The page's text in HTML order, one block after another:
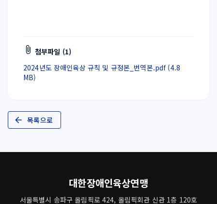
첨부파일 (1)
2024년도 장애인육상 규칙 및 규정본_번역본.pdf (4.8
MB)
목록으로
대한장애인육상연맹
서울특별시 송파구 올림픽로 424, 올림픽회관 신관 1층 120호